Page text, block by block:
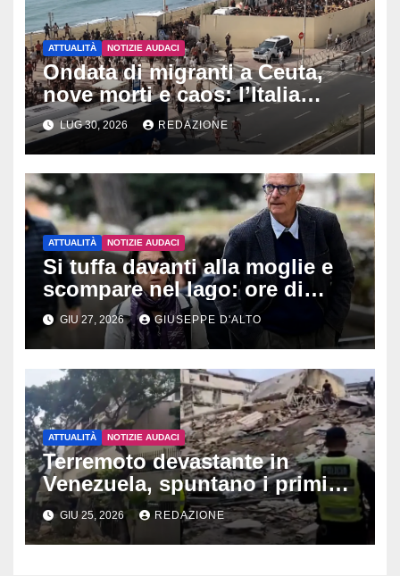
ATTUALITÀ NOTIZIE AUDACI
Ondata di migranti a Ceuta,
nove morti e caos: l’Italia
valuta una misura senza
precedenti verso la Spagna
LUG 30, 2026 REDAZIONE
ATTUALITÀ NOTIZIE AUDACI
Si tuffa davanti alla moglie e
scompare nel lago: ore di
angoscia per Luigi Cavallari,
marito della ministra Eugenia
Roccella
GIU 27, 2026 GIUSEPPE D'ALTO
ATTUALITÀ NOTIZIE AUDACI
Terremoto devastante in
Venezuela, spuntano i primi
video: palazzi che crollano e
un uomo salva i suoi due cani
tra le macerie
GIU 25, 2026 REDAZIONE